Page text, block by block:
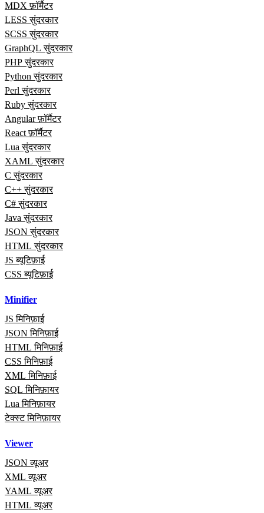
MDX फ़ॉर्मैटर
LESS सुंदरकार
SCSS सुंदरकार
GraphQL सुंदरकार
PHP सुंदरकार
Python सुंदरकार
Perl सुंदरकार
Ruby सुंदरकार
Angular फ़ॉर्मैटर
React फ़ॉर्मैटर
Lua सुंदरकार
XAML सुंदरकार
C सुंदरकार
C++ सुंदरकार
C# सुंदरकार
Java सुंदरकार
JSON सुंदरकार
HTML सुंदरकार
JS ब्यूटिफ़ाई
CSS ब्यूटिफ़ाई
Minifier
JS मिनिफ़ाई
JSON मिनिफ़ाई
HTML मिनिफ़ाई
CSS मिनिफ़ाई
XML मिनिफ़ाई
SQL मिनिफ़ायर
Lua मिनिफ़ायर
टेक्स्ट मिनिफ़ायर
Viewer
JSON व्यूअर
XML व्यूअर
YAML व्यूअर
HTML व्यूअर